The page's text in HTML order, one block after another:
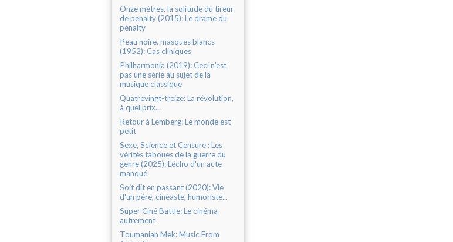
Onze mètres, la solitude du tireur
de penalty (2015): Le drame du
pénalty
Peau noire, masques blancs
(1952): Cas cliniques
Philharmonia (2019): Ceci n'est
pas une série au sujet de la
musique classique
Quatrevingt-treize: La révolution,
à quel prix...
Retour à Lemberg: Le monde est
petit
Sexe, Science et Censure : Les
vérités taboues de la guerre du
genre (2025): L'écho d'un acte
manqué
Soit dit en passant (2020): Vie
d'un père, cinéaste, humoriste...
Super Ciné Battle: Le cinéma
autrement
Toumanian Mek: Music From